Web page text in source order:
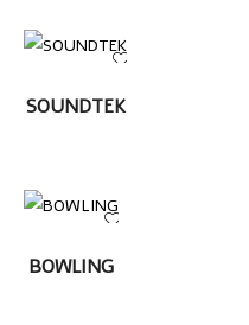
LEER MÁS
SOUNDTEK
LEER MÁS
BOWLING